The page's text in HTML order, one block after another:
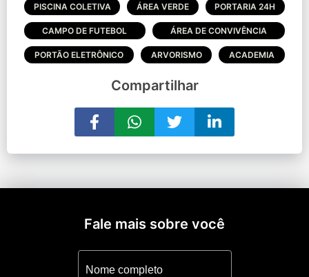
PISCINA COLETIVA ÁREA VERDE PORTARIA 24H
CAMPO DE FUTEBOL ÁREA DE CONVIVÊNCIA
PORTÃO ELETRÔNICO ARVORISMO ACADEMIA
Compartilhar
Fale mais sobre você